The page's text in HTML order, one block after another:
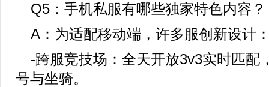
Q5：手机私服有哪些独家特色内容？
A：为适配移动端，许多服创新设计
-跨服竞技场：全天开放3v3实时匹配
号与坐骑。